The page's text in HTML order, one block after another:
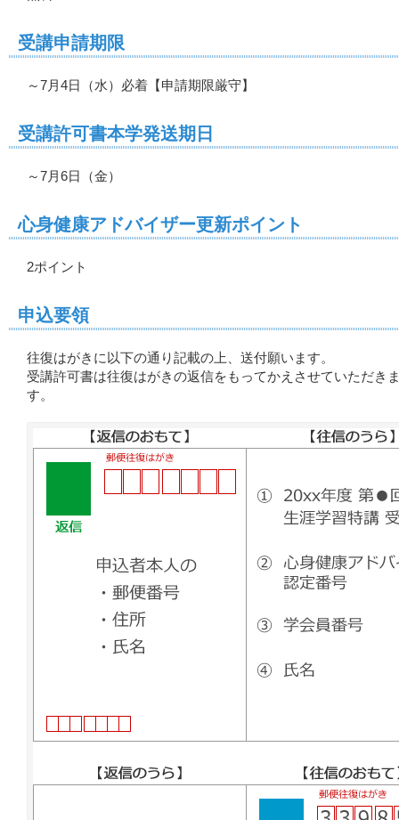
受講申請期限
～7月4日（水）必着【申請期限厳守】
受講許可書本学発送期日
～7月6日（金）
心身健康アドバイザー更新ポイント
2ポイント
申込要領
往復はがきに以下の通り記載の上、送付願います。
受講許可書は往復はがきの返信をもってかえさせていただき
す。